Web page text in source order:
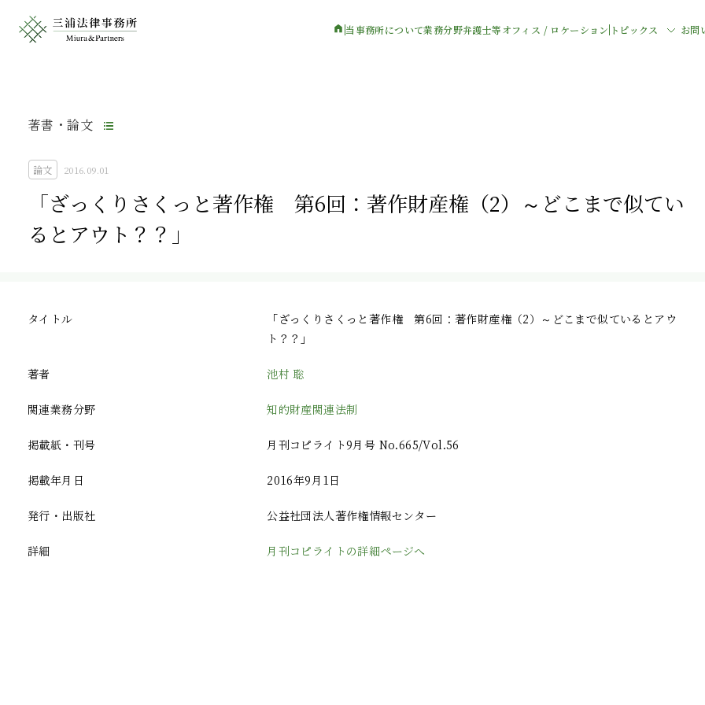
当事務所について業務分野弁護士等オフィス / ロケーション トピックス お問
著書・論文
論文 2016.09.01
「ざっくりさくっと著作権 第6回：著作財産権（2）～どこまで似てい
るとアウト？？」
タイトル
「ざっくりさくっと著作権 第6回：著作財産権（2）～どこまで似ているとアウ
ト？？」
著者 池村 聡
関連業務分野 知的財産関連法制
掲載紙・刊号 月刊コピライト9月号 No.665/Vol.56
掲載年月日 2016年9月1日
発行・出版社 公益社団法人著作権情報センター
詳細 月刊コピライトの詳細ページへ